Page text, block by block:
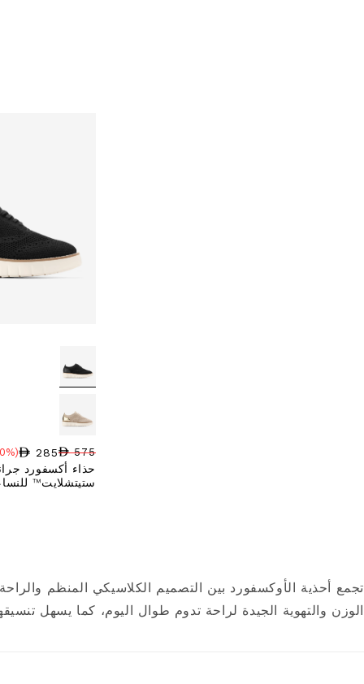
السعر العادي
575
سعر البيع
285
نسبة الخصم
(50% خصم)
حذاء أكسفورد
ستيتشلايت™
تجمع أحذية الأوكسفورد بين التصميم الكلاسيكي المنظم
الوزن والتهوية الجيدة لراحة تدوم طوال اليوم، كما يسهل